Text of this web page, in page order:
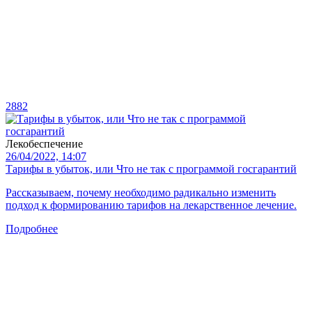
2882
Лекобеспечение
26/04/2022, 14:07
Тарифы в убыток, или Что не так с программой госгарантий
Рассказываем, почему необходимо радикально изменить
подход к формированию тарифов на лекарственное лечение.
Подробнее